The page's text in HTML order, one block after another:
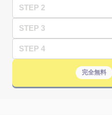
STEP 2
STEP 3
STEP 4
完全無料